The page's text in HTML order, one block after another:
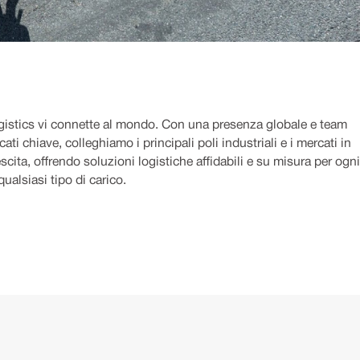
vi connette al mondo. Con una presenza globale e team
chiave, colleghiamo i principali poli industriali e i mercati in
offrendo soluzioni logistiche affidabili e su misura per ogni
tipo di carico.